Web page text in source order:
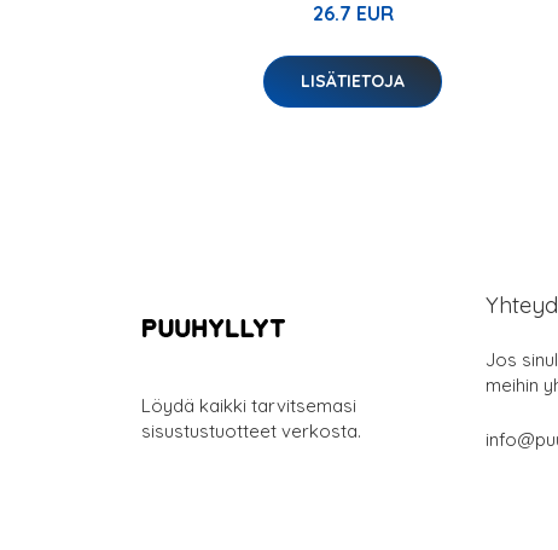
26.7 EUR
LISÄTIETOJA
Löydä kaikki tarvitsemasi
sisustustuotteet verkosta.
Jos
meihin